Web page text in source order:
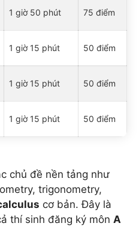
1 giờ 50 phút 75 điểm
1 giờ 15 phút 50 điểm
1 giờ 15 phút 50 điểm
1 giờ 15 phút 50 điểm
chủ đề nền tảng như
trigonometry,
cơ bản. Đây là
thí sinh đăng ký môn A